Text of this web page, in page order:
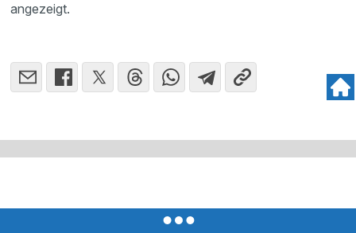
angezeigt.